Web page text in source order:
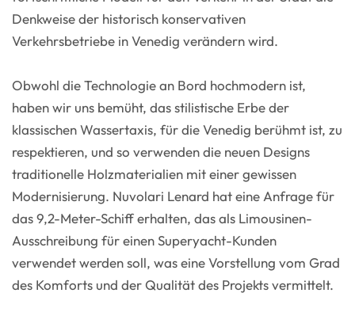
Denkweise der historisch konservativen
Verkehrsbetriebe in Venedig verändern wird.
Obwohl die Technologie an Bord hochmodern ist,
haben wir uns bemüht, das stilistische Erbe der
klassischen Wassertaxis, für die Venedig berühmt ist, zu
respektieren, und so verwenden die neuen Designs
traditionelle Holzmaterialien mit einer gewissen
Modernisierung. Nuvolari Lenard hat eine Anfrage für
das 9,2-Meter-Schiff erhalten, das als Limousinen-
Ausschreibung für einen Superyacht-Kunden
verwendet werden soll, was eine Vorstellung vom Grad
des Komforts und der Qualität des Projekts vermittelt.